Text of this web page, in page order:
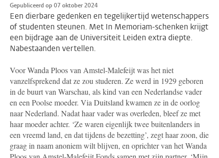
Gepubliceerd op 07 oktober 2024
Een dierbare gedenken en tegelijkertijd wetenschappers
of studenten steunen. Met In Memoriam-schenken krijgt
een bijdrage aan de Universiteit Leiden extra diepte.
Nabestaanden vertellen.
Voor Wanda Ploos van Amstel-Malefeijt was het niet
vanzelfsprekend dat ze zou studeren. Ze werd in 1929 geboren
in de buurt van Warschau, als kind van een Nederlandse vader
en een Poolse moeder. Via Duitsland kwamen ze in de oorlog
naar Nederland. Nadat haar vader was overleden, bleef ze met
haar moeder achter. ‘Ze waren eigenlijk twee buitenlanders in
een vreemd land, en dat tijdens de bezetting’, zegt haar zoon, die
graag in naam anoniem wilt blijven, en oprichter van het Wanda